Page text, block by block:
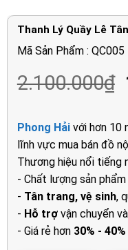
Thanh Lý Quầy Lễ
Mã Sản Phẩm : QC005
2.100.000₫
Phong Hảivới hơn 10
lĩnh vực mua bán đồ
Thương hiệu nổi tiếng
- Chất lượng sản phẩm
- Tân trang, vệ sinh,
- Hỗ trợvận chuyển
- Giá rẻ hơn 30% - 40%